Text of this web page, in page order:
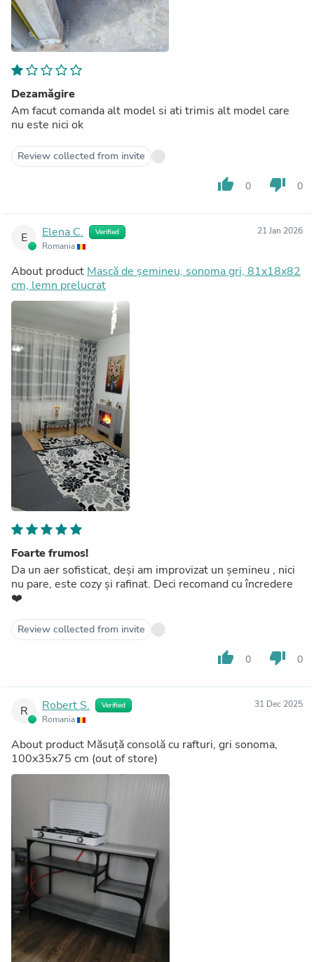
Dezamăgire
Am facut comanda alt model si ati trimis alt model care
nu este nici ok
Review collected from invite
thumb_up 0 thumb_down 0
E Elena C. Verified
Romania
21 Jan 2026
About product Mască de șemineu, sonoma gri, 81x18x82
cm, lemn prelucrat
Foarte frumos!
Da un aer sofisticat, deși am improvizat un șemineu , nici
nu pare, este cozy și rafinat. Deci recomand cu încredere
❤️
Review collected from invite
thumb_up 0 thumb_down 0
R Robert S. Verified
Romania
31 Dec 2025
About product Măsuță consolă cu rafturi, gri sonoma,
100x35x75 cm (out of store)